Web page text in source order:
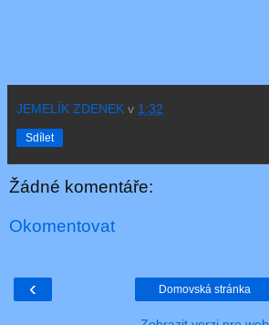
JEMELÍK ZDENEK v 1:32
Sdílet
Žádné komentáře:
Okomentovat
‹ Domovská stránka